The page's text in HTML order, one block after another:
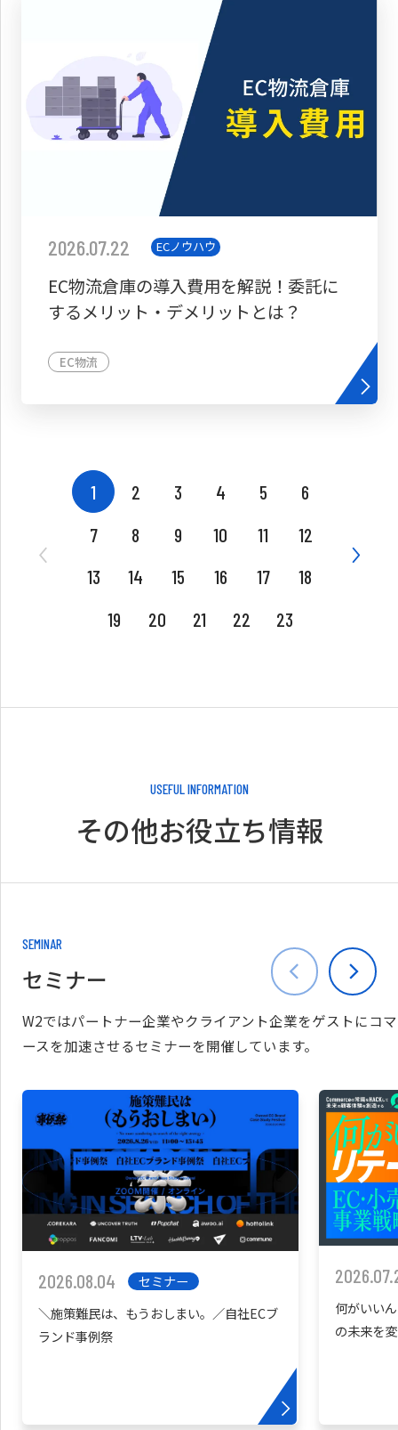
2026.07.22 ECノウハウ
EC物流倉庫の導入費用を解説！委託に
するメリット・デメリットとは？
EC物流
1 2 3 4 5
6
7
8 9 10 11
12
13
14 15 16 17
18
19
20 21 22 23
USEFUL INFORMATION
その他お役立ち情報
SEMINAR
セミナー
W2ではパートナー企業やクライアント企業をゲストにコマ
ースを加速させるセミナーを開催しています。
2026.08.04
セミナー
＼施策難民は、もうおしまい。／自社ECブ
ランド事例祭
何がいい
の未来を